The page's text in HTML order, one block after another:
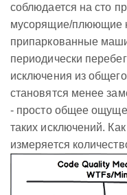
соблюдается на сто
мусорящие/плюющие
припаркованные
периодически
исключения из
становятся менее
- просто общее
таких исключений.
измеряется